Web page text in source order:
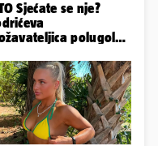
Sjećate se nje?
polugola
radi danas